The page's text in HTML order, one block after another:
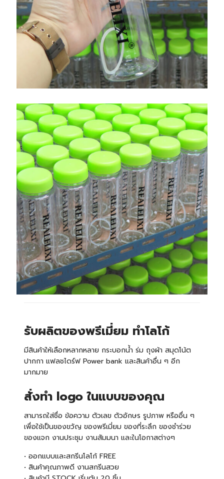
รับผลิตของพรีเมี่ยม ทำโลโก้
มีสินค้าให้เลือกหลากหลาย กระบอกน้ำ ร่ม ถุงผ้า สมุดโน้ต
ปากกา แฟลชไดร์ฟ Power bank และสินค้าอื่น ๆ อีก
มากมาย
สั่งทำ logo ในแบบของคุณ
สามารถใส่ชื่อ ข้อความ ตัวเลข ตัวอักษร รูปภาพ หรืออื่น ๆ
เพื่อใช้เป็นของขวัญ ของพรีเมี่ยม ของที่ระลึก ของชำร่วย
ของแจก งานประชุม งานสัมมนา และในโอกาสต่างๆ
• ออกแบบและสกรีนโลโก้ FREE
• สินค้าคุณภาพดี งานสกรีนสวย